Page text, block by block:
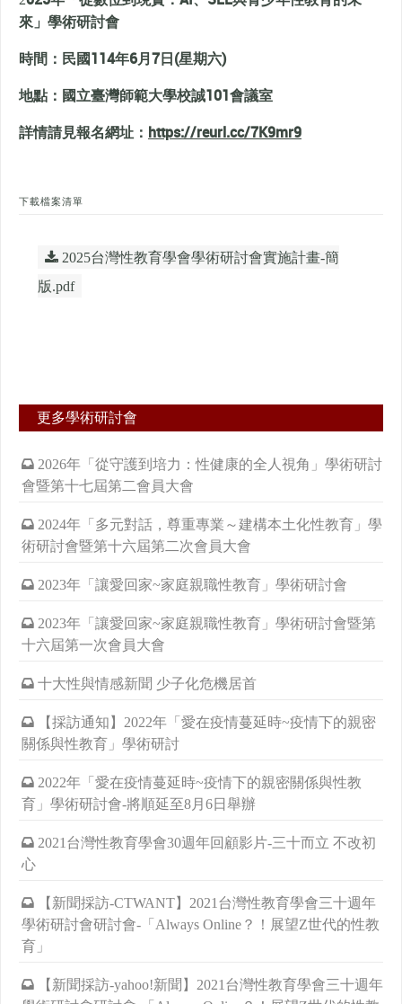
來」學術研討會
時間：民國114年6月7日(星期六)
地點：國立臺灣師範大學校誠101會議室
詳情請見報名網址： https://reurl.cc/7K9mr9
下載檔案清單
2025台灣性教育學會學術研討會實施計畫-簡
版.pdf
更多學術研討會
2026年「從守護到培力：性健康的全人視角」學術研討
會暨第十七屆第二會員大會
2024年「多元對話，尊重專業～建構本土化性教育」學
術研討會暨第十六屆第二次會員大會
2023年「讓愛回家~家庭親職性教育」學術研討會
2023年「讓愛回家~家庭親職性教育」學術研討會暨第
十六屆第一次會員大會
十大性與情感新聞 少子化危機居首
【採訪通知】2022年「愛在疫情蔓延時~疫情下的親密
關係與性教育」學術研討
2022年「愛在疫情蔓延時~疫情下的親密關係與性教
育」學術研討會-將順延至8月6日舉辦
2021台灣性教育學會30週年回顧影片-三十而立 不改初
心
【新聞採訪-CTWANT】2021台灣性教育學會三十週年
學術研討會研討會-「Always Online？！展望Z世代的性教
育」
【新聞採訪-yahoo!新聞】2021台灣性教育學會三十週年